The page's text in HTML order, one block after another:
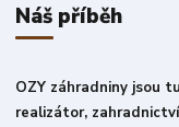
Náš příběh
OZY záhradniny jsou
realizátor,